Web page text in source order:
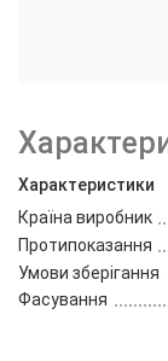
Характеристики
Країна виробник
Протипоказання
Умови зберігання
Фасування